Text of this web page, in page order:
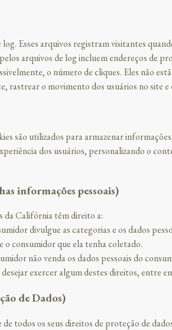
Esses arquivos registram visitantes
arquivos de log incluem endereços
o número de cliques. Eles não
rastrear o movimento dos usuários no site
são utilizados para armazenar
dos usuários, personalizando o
informações pessoais)
da Califórnia têm direito a:
divulgue as categorias e os dados
o consumidor que ela tenha coletado.
não venda os dados pessoais do
exercer algum destes direitos, entre
de Dados)
todos os seus direitos de proteção de